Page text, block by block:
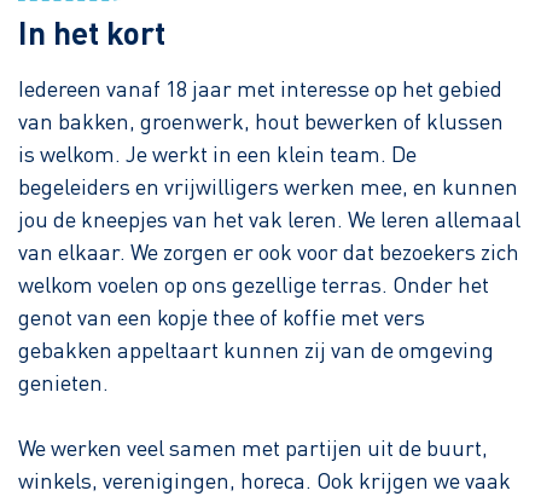
In het kort
Iedereen vanaf 18 jaar met interesse op het gebied
van bakken, groenwerk, hout bewerken of klussen
is welkom. Je werkt in een klein team. De
begeleiders en vrijwilligers werken mee, en kunnen
jou de kneepjes van het vak leren. We leren allemaal
van elkaar. We zorgen er ook voor dat bezoekers zich
welkom voelen op ons gezellige terras. Onder het
genot van een kopje thee of koffie met vers
gebakken appeltaart kunnen zij van de omgeving
genieten.
We werken veel samen met partijen uit de buurt,
winkels, verenigingen, horeca. Ook krijgen we vaak